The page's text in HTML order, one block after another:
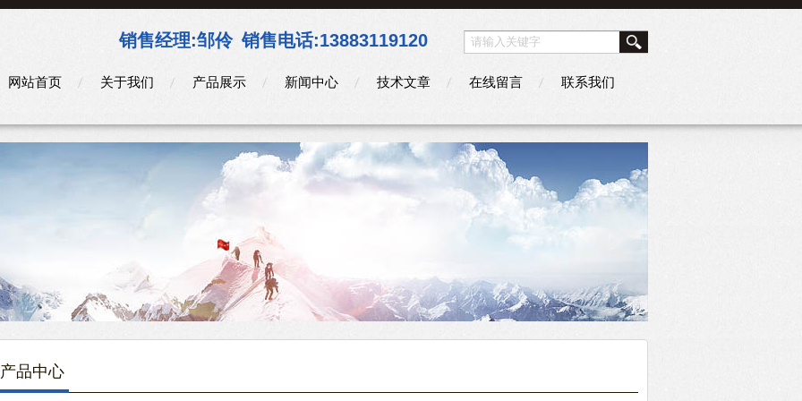
销售经理:邹伶 销售电话:13883119120
网站首页 关于我们 产品展示 新闻中心 技术文章 在线留言 联系我们
产品中心